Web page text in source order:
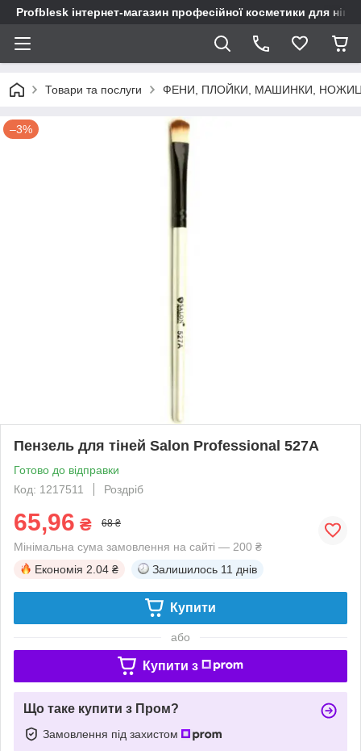
Profblesk інтернет-магазин професійної косметики для
Товари та послуги ФЕНИ, ПЛОЙКИ, МАШИНКИ,
–3%
Пензель для тіней Salon Professional 527А
Готово до відправки
Код: 1217511
Роздріб
65,96 ₴ 68 ₴
Мінімальна сума замовлення на сайті — 200 ₴
Економія 2.04 ₴ Залишилось 11 днів
Купити
або
Купити з
Що таке купити з Пром?
Замовлення під захистом